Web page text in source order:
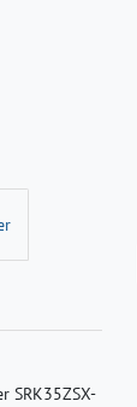
SRK35ZSX-